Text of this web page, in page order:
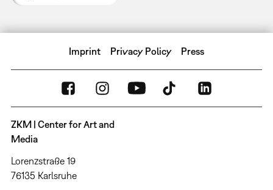
Imprint Privacy Policy Press
ZKM | Center for Art and
Media
Lorenzstraße 19
76135 Karlsruhe